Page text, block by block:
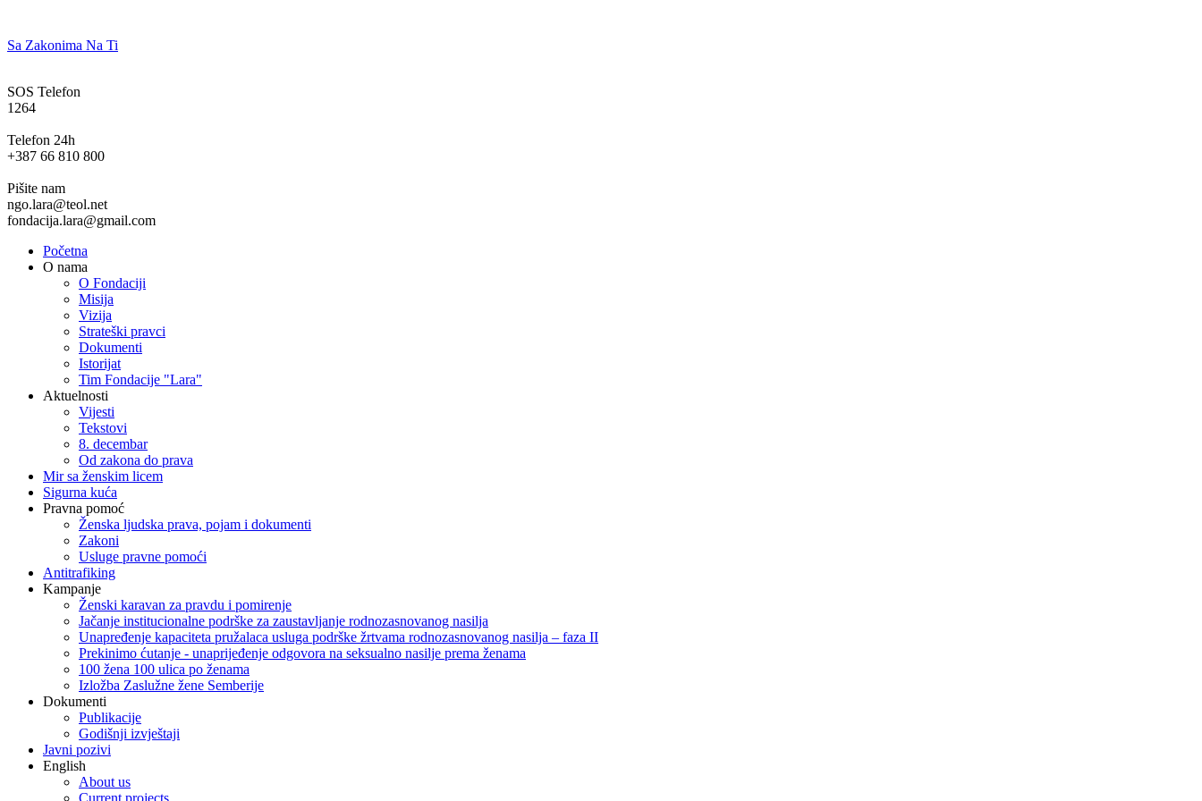
Sa Zakonima Na Ti
SOS Telefon
1264
Telefon 24h
+387 66 810 800
Pišite nam
ngo.lara@teol.net
fondacija.lara@gmail.com
Početna
O nama
O Fondaciji
Misija
Vizija
Strateški pravci
Dokumenti
Istorijat
Tim Fondacije "Lara"
Aktuelnosti
Vijesti
Tekstovi
8. decembar
Od zakona do prava
Mir sa ženskim licem
Sigurna kuća
Pravna pomoć
Ženska ljudska prava, pojam i dokumenti
Zakoni
Usluge pravne pomoći
Antitrafiking
Kampanje
Ženski karavan za pravdu i pomirenje
Jačanje institucionalne podrške za zaustavljanje rodnozasnovanog nasilja
Unapređenje kapaciteta pružalaca usluga podrške žrtvama rodnozasnovanog nasilja – faza II
Prekinimo ćutanje - unaprijeđenje odgovora na seksualno nasilje prema ženama
100 žena 100 ulica po ženama
Izložba Zaslužne žene Semberije
Dokumenti
Publikacije
Godišnji izvještaji
Javni pozivi
English
About us
Current projects